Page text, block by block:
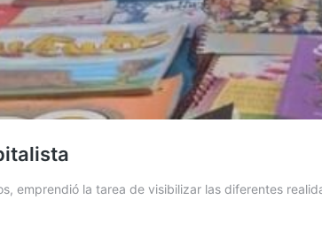
emprendió la tarea de visibilizar las diferentes